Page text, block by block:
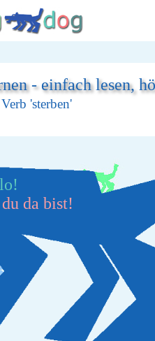
- einfach lesen,
'sterben'
da bist!